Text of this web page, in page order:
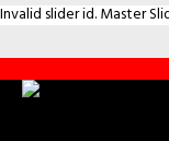
Invalid slider id. Master
Contact
Us